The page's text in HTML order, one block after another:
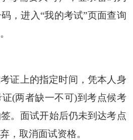
，进入“我的考试”页面查询
证上的指定时间，凭本人身
(两者缺一不可)到考点候考
。面试开始后仍未到达考点
，取消面试资格。